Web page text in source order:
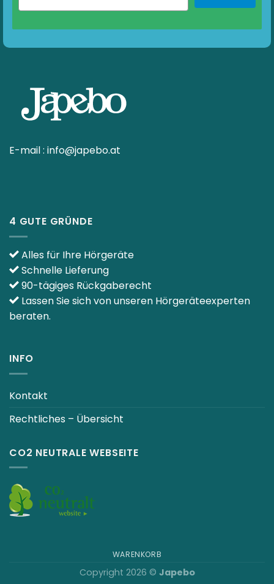
E-mail : info@japebo.at
4 GUTE GRÜNDE
Alles für Ihre Hörgeräte
Schnelle Lieferung
90-tägiges Rückgaberecht
Lassen Sie sich von unseren Hörgeräteexperten
beraten.
INFO
Kontakt
Rechtliches – Übersicht
CO2 NEUTRALE WEBSEITE
WARENKORB
Copyright 2026 © Japebo